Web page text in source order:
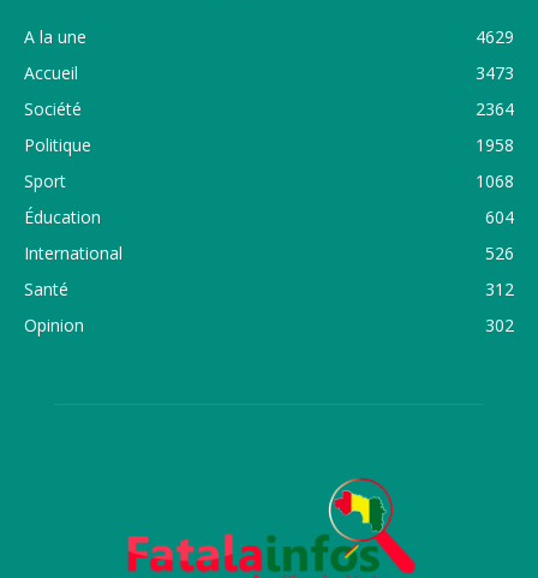
A la une
4629
Accueil
3473
Société
2364
Politique
1958
Sport
1068
Éducation
604
International
526
Santé
312
Opinion
302